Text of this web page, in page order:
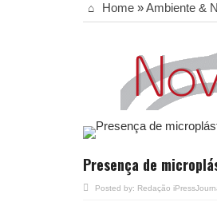
Home »Ambiente &
Presença de
Posted by: Redação